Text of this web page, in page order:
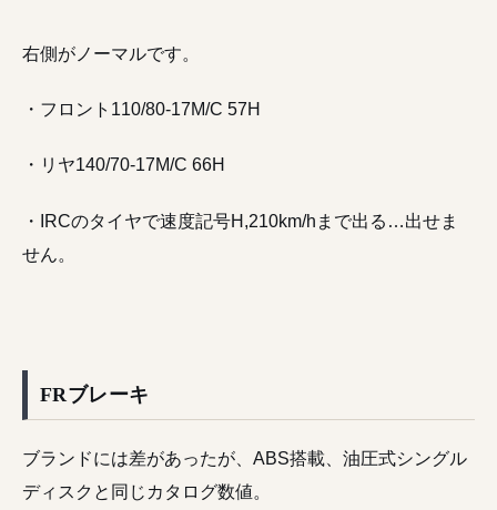
右側がノーマルです。
・フロント110/80-17M/C 57H
・リヤ140/70-17M/C 66H
・IRCのタイヤで速度記号H,210km/hまで出る…出せま
せん。
FRブレーキ
ブランドには差があったが、ABS搭載、油圧式シングル
ディスクと同じカタログ数値。